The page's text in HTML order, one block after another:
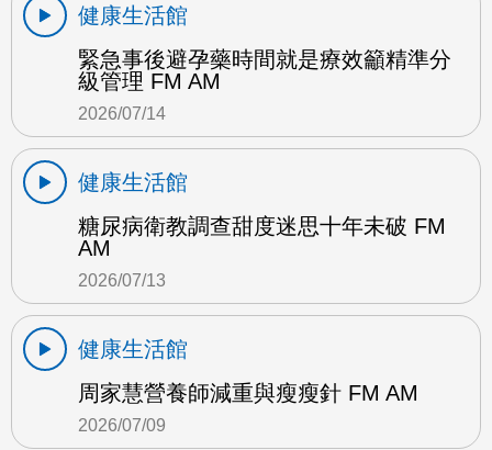
健康生活館
緊急事後避孕藥時間就是療效籲精準分
級管理 FM AM
2026/07/14
健康生活館
糖尿病衛教調查甜度迷思十年未破 FM
AM
2026/07/13
健康生活館
周家慧營養師減重與瘦瘦針 FM AM
2026/07/09